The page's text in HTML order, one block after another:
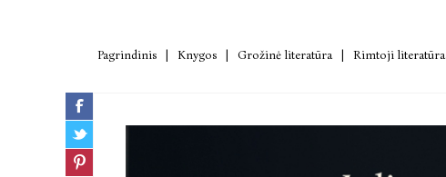
Pagrindinis Knygos Grožinė literatūra Rimtoji literatūra